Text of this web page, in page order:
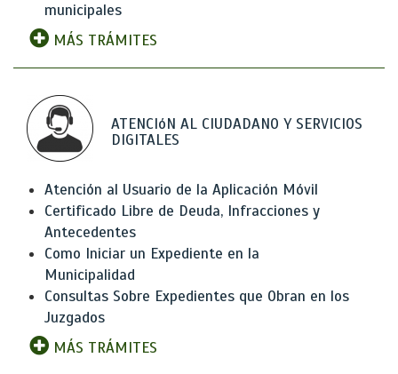
municipales
MÁS TRÁMITES
ATENCIóN AL CIUDADANO Y SERVICIOS
DIGITALES
Atención al Usuario de la Aplicación Móvil
Certificado Libre de Deuda, Infracciones y
Antecedentes
Como Iniciar un Expediente en la
Municipalidad
Consultas Sobre Expedientes que Obran en los
Juzgados
MÁS TRÁMITES